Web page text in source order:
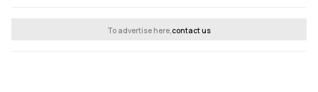
To advertise here,contact us